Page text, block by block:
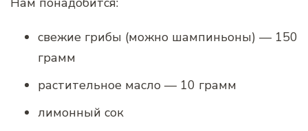
свежие грибы (можно шампиньоны) — 150
грамм
растительное масло — 10 грамм
лимонный сок